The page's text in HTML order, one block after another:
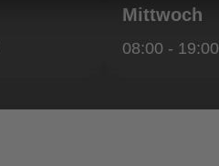
Mittwoch
08:00 - 19:00